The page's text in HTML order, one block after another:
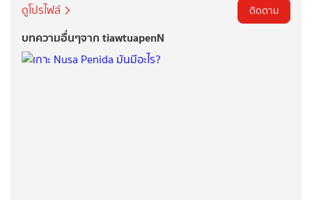
ดูโปรไฟล์ ติดตาม
บทความอื่นๆจาก tiawtuapenN